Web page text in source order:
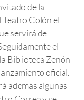
de la
Teatro Colón el
servirá de
el
Biblioteca Zenón
oficial.
además algunas